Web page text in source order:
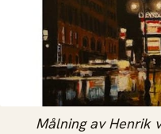
Målning av Henrik